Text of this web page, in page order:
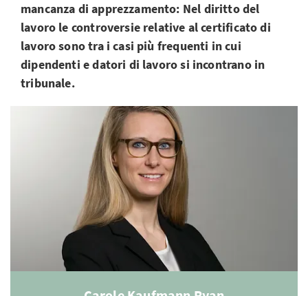
mancanza di apprezzamento: Nel diritto del
lavoro le controversie relative al certificato di
lavoro sono tra i casi più frequenti in cui
dipendenti e datori di lavoro si incontrano in
tribunale.